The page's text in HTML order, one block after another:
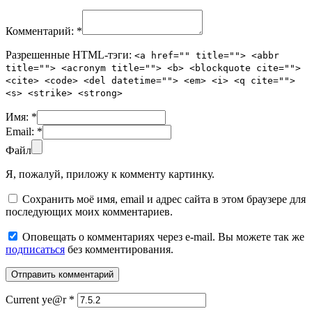
Комментарий: *
Разрешенные HTML-тэги: <a href="" title=""> <abbr
title=""> <acronym title=""> <b> <blockquote cite="">
<cite> <code> <del datetime=""> <em> <i> <q cite="">
<s> <strike> <strong>
Имя: *
Email: *
Файл
Я, пожалуй, приложу к комменту картинку.
Сохранить моё имя, email и адрес сайта в этом браузере для
последующих моих комментариев.
Оповещать о комментариях через e-mail. Вы можете так же
подписаться без комментирования.
Current ye@r *